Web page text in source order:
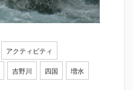
アクティビティ
吉野川 四国 増水